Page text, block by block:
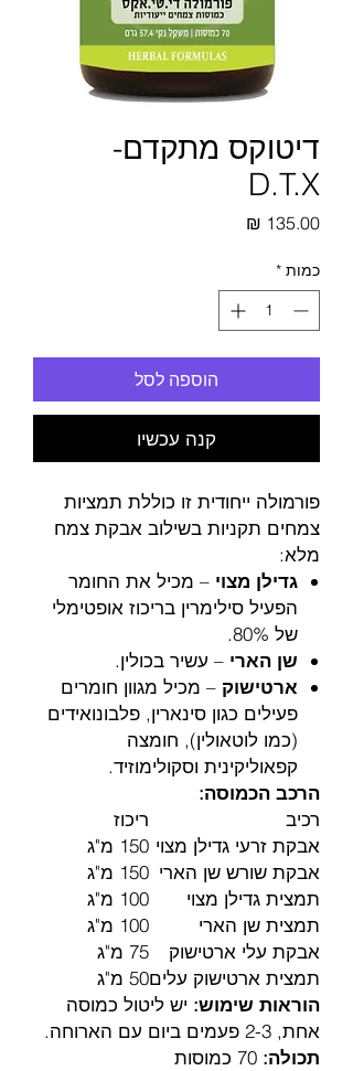
דיטוקס מתקדם-
D.T.X
כמות *
הוספה לסל
קנה עכשיו
פורמולה ייחודית זו כוללת תמציות
צמחים תקניות בשילוב אבקת צמח
מלא:
גדילן מצוי – מכיל את החומר
הפעיל סילימרין בריכוז אופטימלי
של 80%.
שן הארי – עשיר בכולין.
ארטישוק – מכיל מגוון חומרים
פעילים כגון סינארין, פלבונואידים
(כמו לוטאולין), חומצה
קפאוליקינית וסקולימוזיד.
הרכב הכמוסה:
רכיב
ריכוז
אבקת זרעי גדילן מצוי 150 מ"ג
אבקת שורש שן הארי 150 מ"ג
תמצית גדילן מצוי
100 מ"ג
תמצית שן הארי
100 מ"ג
אבקת עלי ארטישוק
75 מ"ג
תמצית ארטישוק עלים50 מ"ג
הוראות שימוש: יש ליטול כמוסה
אחת, 2-3 פעמים ביום עם הארוחה.
תכולה: